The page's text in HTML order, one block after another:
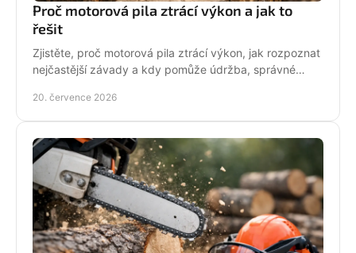
Proč motorová pila ztrácí výkon a jak to
řešit
Zjistěte, proč motorová pila ztrácí výkon, jak rozpoznat
nejčastější závady a kdy pomůže údržba, správné
20. července 2026